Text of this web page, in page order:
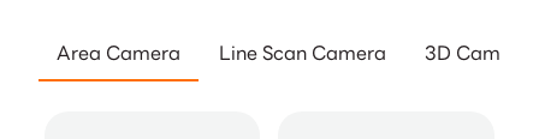
Area Camera Line Scan Camera 3D Camera